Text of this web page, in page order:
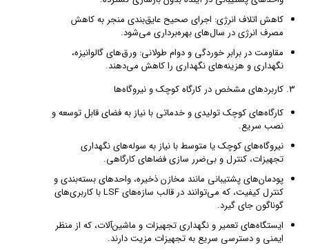
کاهش اتلاف انرژی: اجرای صحیح عایق‌بندی منجر به کاهش
مصرف انرژی در سال‌های بهره‌برداری می‌شود.
مقاومت در برابر خوردگی و دوام طولانی: ورق‌های گالوانیزه،
نگهداری و هزینه‌های نگهداری را کاهش می‌دهند.
کاربردهای مشخص در کارگاه کوچک و نیروگاه‌ها
کارگاه‌های کوچک تولیدی و خدماتی با نیاز به فضای قابل توسعه و
نصب سریع.
نیروگاه‌های کوچک یا متوسط با نیاز به سوله‌های نگهداری
تجهیزات، کنترل و بی‌ضرر سازی فضاهای کارگاهی.
پودمان‌های پشتیبانی مانند مخازن ذخیره، واحدهای بسته‌بندی و
کنترل کیفیت، که می‌توانند در قالب سازه‌های LSF با کاربری‌های
گوناگون جای گیرد.
ایستگاه‌های تعمیر و نگهداری تجهیزات و ماشین‌آلات، که از منظر
ایمنی و دسترسی سریع به تجهیزات مزیت دارند.